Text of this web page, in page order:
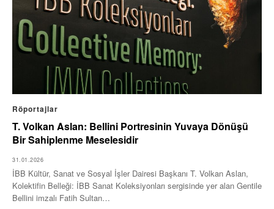
Röportajlar
T. Volkan Aslan: Bellini Portresinin Yuvaya Dönüşü
Bir Sahiplenme Meselesidir
31.01.2026
İBB Kültür, Sanat ve Sosyal İşler Dairesi Başkanı T. Volkan Aslan,
Kolektifin Belleği: İBB Sanat Koleksiyonları sergisinde yer alan Gentile
Bellini imzalı Fatih Sultan…